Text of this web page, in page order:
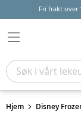
Fri frakt over
Hjem Disney